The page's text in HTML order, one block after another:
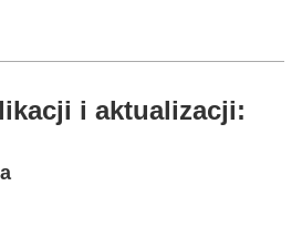
i aktualizacji: